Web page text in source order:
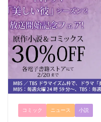
コミック ニュース 小説